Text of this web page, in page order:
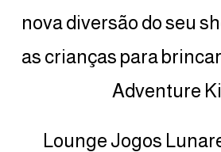
nova diversão do seu
as crianças para
Adventure
Lounge Jogos